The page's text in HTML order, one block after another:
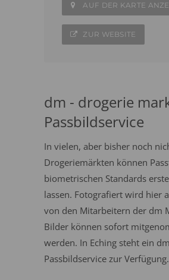
AUF DER KARTE
ZUR WEBSITE
dm - drogerie
Passbildservice
In vielen, aber bisher noch
Drogeriemärkten können
biometrischen Standards
lassen. Fotografiert wird hier
von den Mitarbeitern der dm
Bilder können sofort
werden. In Eching steht ein
Passbildservice zur Verfügung.